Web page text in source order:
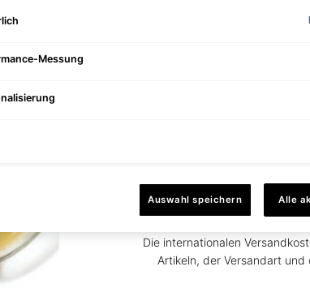
& SERVICE
Messung
Auswahl speichern Alle
Offenbar
The
Was Sie
Preise und Zahlungsbeträge
Die internationalen
Artikeln, der Versandart und